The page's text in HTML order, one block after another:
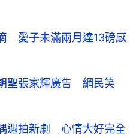
愛子未滿兩月達13磅感
聖張家輝廣告 網民笑
遇拍新劇 心情大好完全